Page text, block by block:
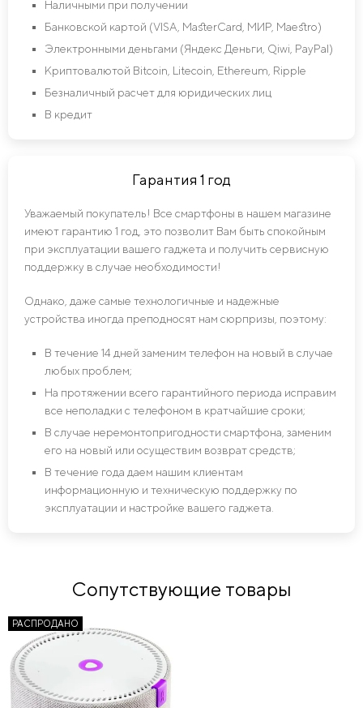
Наличными при получении
Банковской картой (VISA, MasterCard, МИР, Maestro)
Электронными деньгами (Яндекс Деньги, Qiwi, PayPal)
Криптовалютой Bitcoin, Litecoin, Ethereum, Ripple
Безналичный расчет для юридических лиц
В кредит
Гарантия 1 год
Уважаемый покупатель! Все смартфоны в нашем магазине
имеют гарантию 1 год, это позволит Вам быть спокойным
при эксплуатации вашего гаджета и получить сервисную
поддержку в случае необходимости!
Однако, даже самые технологичные и надежные
устройства иногда преподносят нам сюрпризы, поэтому:
В течение 14 дней заменим телефон на новый в случае
любых проблем;
На протяжении всего гарантийного периода исправим
все неполадки с телефоном в кратчайшие сроки;
В случае неремонтопригодности смартфона, заменим
его на новый или осуществим возврат средств;
В течение года даем нашим клиентам
информационную и техническую поддержку по
эксплуатации и настройке вашего гаджета.
Сопутствующие товары
РАСПРОДАНО